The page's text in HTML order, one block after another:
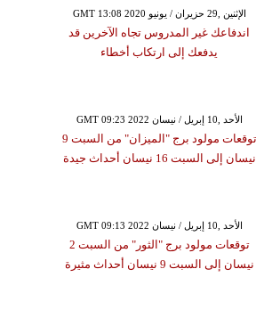
GMT 13:08 2020 الإثنين ,29 حزيران / يونيو
اندفاعك غير المدروس تجاه الآخرين قد
يدفعك إلى ارتكاب أخطاء
GMT 09:23 2022 الأحد ,10 إبريل / نيسان
توقعات مولود برج "الميزان" من السبت 9
نيسان إلى السبت 16 نيسان أحداث جيدة
GMT 09:13 2022 الأحد ,10 إبريل / نيسان
توقعات مولود برج "الثور" من السبت 2
نيسان إلى السبت 9 نيسان أحداث مثيرة